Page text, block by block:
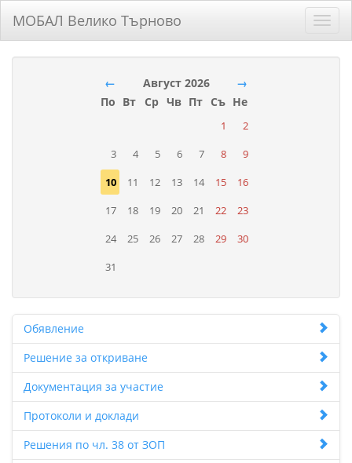
МОБАЛ Велико Търново
← Август 2026
→
По Вт Ср Чв Пт Съ Не
1
2
3
4 5 6 7 8
9
10
11 12 13 14 15
16
17
18 19 20 21 22
23
24
25 26 27 28 29
30
31
Обявление
Решение за откриване
Документация за участие
Протоколи и доклади
Решения по чл. 38 от ЗОП